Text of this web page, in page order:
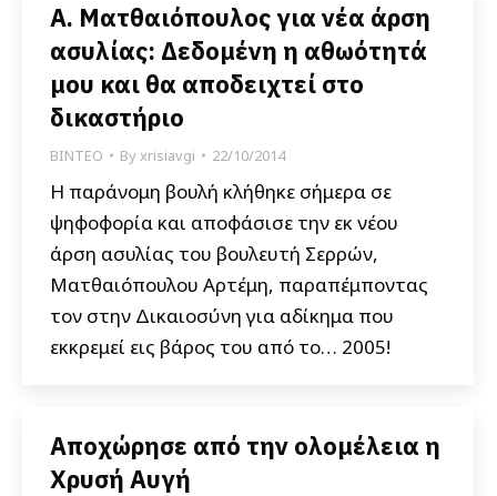
Α. Ματθαιόπουλος για νέα άρση
ασυλίας: Δεδομένη η αθωότητά
μου και θα αποδειχτεί στο
δικαστήριο
ΒΙΝΤΕΟ Byxrisiavgi 22/10/2014
Η παράνομη βουλή κλήθηκε σήμερα σε
ψηφοφορία και αποφάσισε την εκ νέου
άρση ασυλίας του βουλευτή Σερρών,
Ματθαιόπουλου Αρτέμη, παραπέμποντας
τον στην Δικαιοσύνη για αδίκημα που
εκκρεμεί εις βάρος του από το… 2005!
Αποχώρησε από την ολομέλεια η
Χρυσή Αυγή